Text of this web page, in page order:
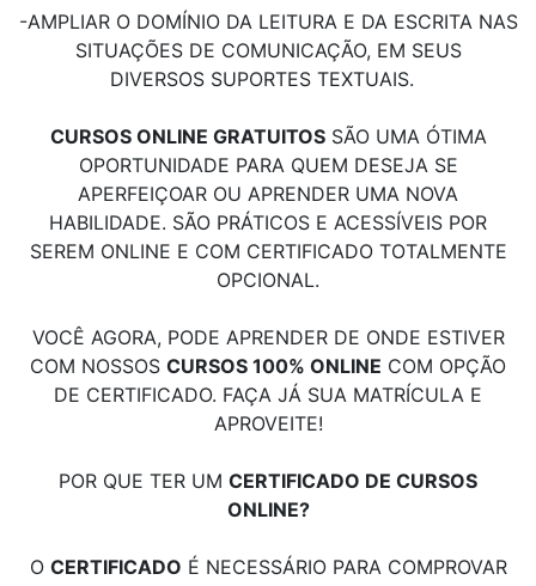
-AMPLIAR O DOMÍNIO DA LEITURA E DA ESCRITA NAS
SITUAÇÕES DE COMUNICAÇÃO, EM SEUS
DIVERSOS SUPORTES TEXTUAIS.
CURSOS ONLINE GRATUITOSSÃO UMA ÓTIMA
OPORTUNIDADE PARA QUEM DESEJA SE
APERFEIÇOAR OU APRENDER UMA NOVA
HABILIDADE. SÃO PRÁTICOS E ACESSÍVEIS POR
SEREM ONLINE E COM CERTIFICADO TOTALMENTE
OPCIONAL.
VOCÊ AGORA, PODE APRENDER DE ONDE ESTIVER
COM NOSSOS CURSOS 100% ONLINE COM OPÇÃO
DE CERTIFICADO. FAÇA JÁ SUA MATRÍCULA E
APROVEITE!
POR QUE TER UM CERTIFICADO DE CURSOS
ONLINE?
O CERTIFICADO É NECESSÁRIO PARA COMPROVAR